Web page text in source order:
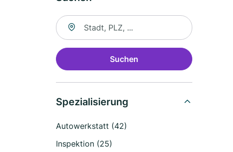
Suche nach Ort
Suchen
Spezialisierung
Autowerkstatt (42)
Inspektion (25)